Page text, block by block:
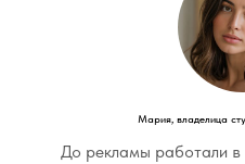
Мария, владелица
До рекламы работали